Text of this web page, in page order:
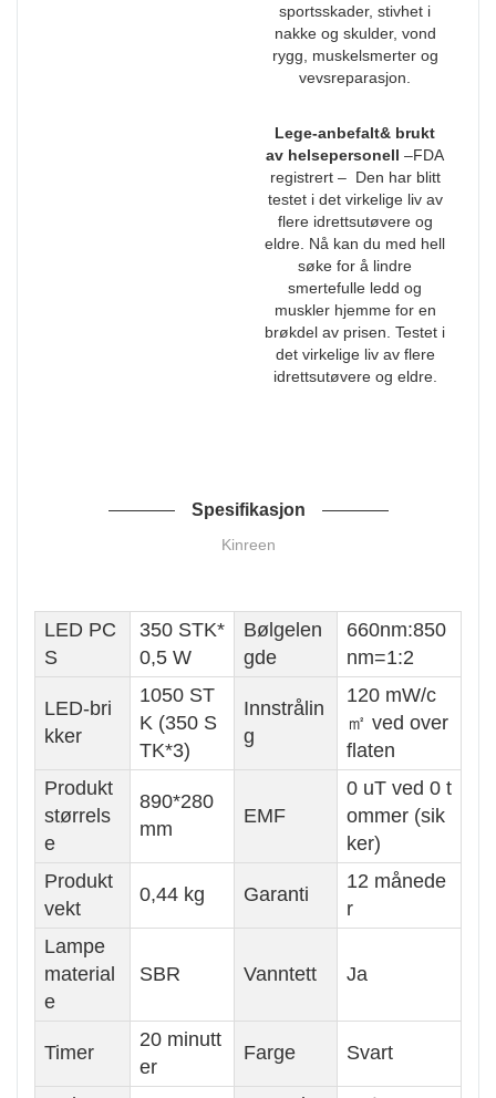
sportsskader, stivhet i
nakke og skulder, vond
rygg, muskelsmerter og
vevsreparasjon.
Lege-anbefalt& brukt
av helsepersonell –FDA
registrert – Den har blitt
testet i det virkelige liv av
flere idrettsutøvere og
eldre. Nå kan du med hell
søke for å lindre
smertefulle ledd og
muskler hjemme for en
brøkdel av prisen. Testet i
det virkelige liv av flere
idrettsutøvere og eldre.
Spesifikasjon
Kinreen
LED PC
S
350 STK*
0,5 W
Bølgelen
gde
660nm:850
nm=1:2
LED-bri
kker
1050 ST
K (350 S
TK*3)
Innstrålin
g
120 mW/c
㎡ ved over
flaten
Produkt
størrels
e
890*280
mm
EMF
0 uT ved 0 t
ommer (sik
ker)
Produkt
vekt
0,44 kg Garanti
12 månede
r
Lampe
material
e
SBR Vanntett Ja
Timer
20 minutt
er
Farge Svart